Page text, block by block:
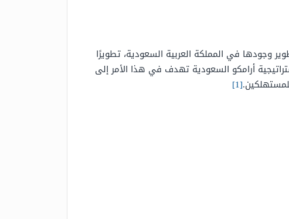
وجودها في المملكة العربية السعودية، تطويرًا
أرامكو السعودية تهدف في هذا الأمر إلى
[1]